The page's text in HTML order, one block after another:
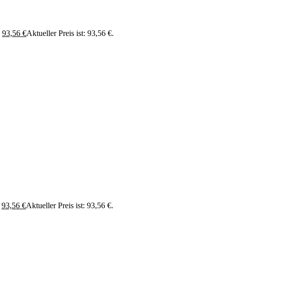
93,56 €Aktueller Preis ist: 93,56 €.
93,56 €Aktueller Preis ist: 93,56 €.